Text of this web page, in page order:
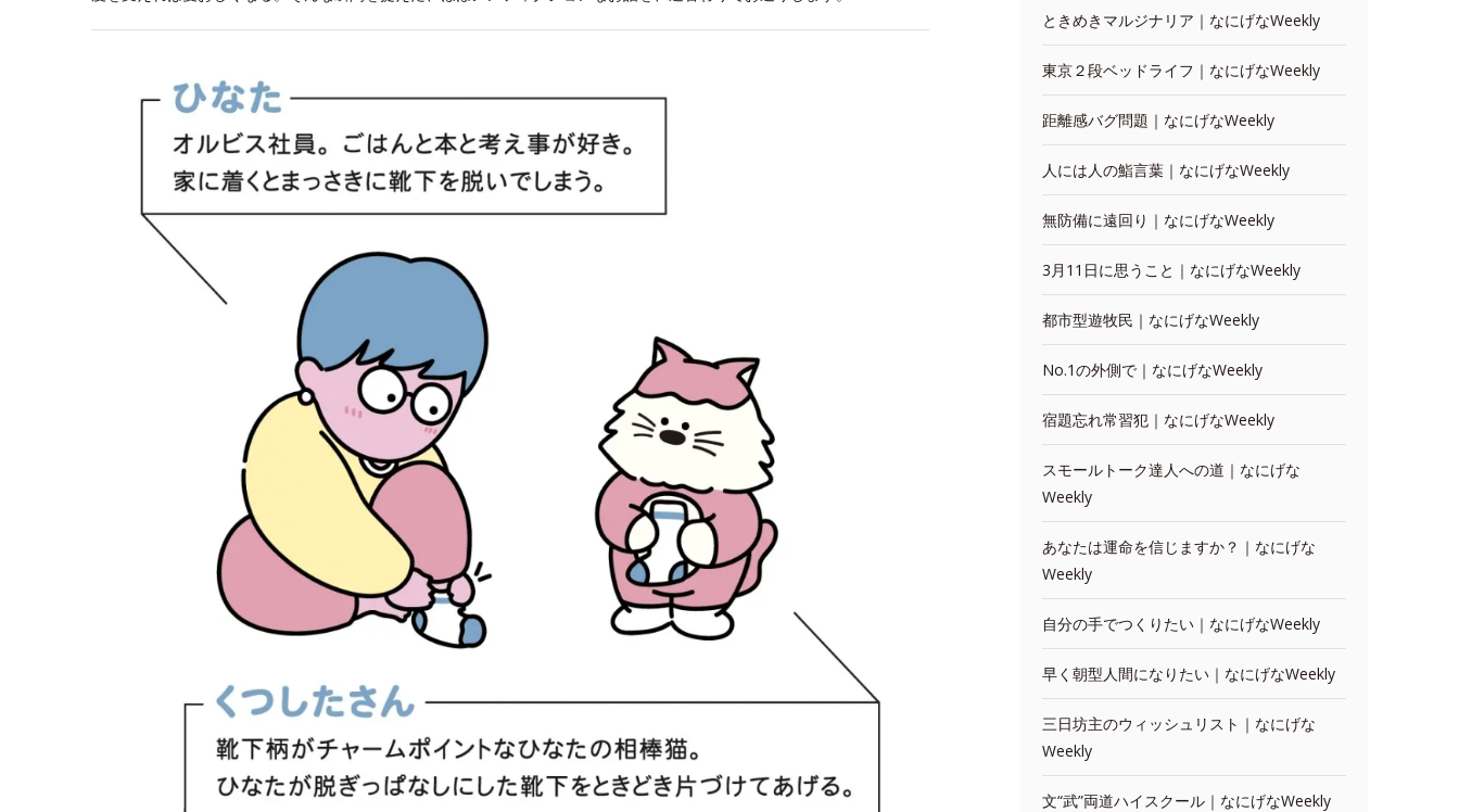
ときめきマルジナリア｜なにげなWeekly
東京２段ベッドライフ｜なにげなWeekly
距離感バグ問題｜なにげなWeekly
人には人の鮨言葉｜なにげなWeekly
無防備に遠回り｜なにげなWeekly
3月11日に思うこと｜なにげなWeekly
都市型遊牧民｜なにげなWeekly
No.1の外側で｜なにげなWeekly
宿題忘れ常習犯｜なにげなWeekly
スモールトーク達人への道｜なにげな
Weekly
あなたは運命を信じますか？｜なにげな
Weekly
自分の手でつくりたい｜なにげなWeekly
早く朝型人間になりたい｜なにげなWeekly
三日坊主のウィッシュリスト｜なにげな
Weekly
文“武”両道ハイスクール｜なにげなWeekly